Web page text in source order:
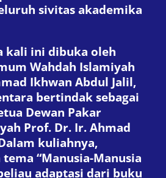
sivitas akademika
kali ini dibuka oleh
Wahdah Islamiyah
Ikhwan Abdul Jalil,
bertindak sebagai
Dewan Pakar
Prof. Dr. Ir. Ahmad
kuliahnya,
“Manusia-Manusia
adaptasi dari buku